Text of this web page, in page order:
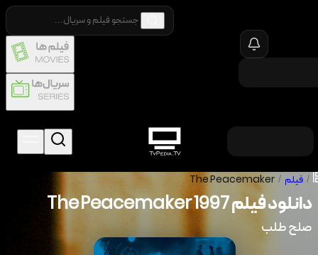
/ فیلم /
The Peacemaker
دانلود فیلم1997
The Peacemaker
صلح طلب